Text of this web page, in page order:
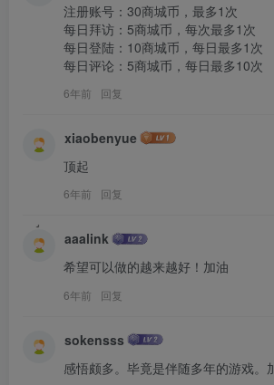
注册账号：30商城币，最多1次
每日拜访：5商城币，每次最多1次
每日登陆：10商城币，每日最多1次
每日评论：5商城币，每日最多10次
6年前 回复
xiaobenyue
顶起
6年前 回复
aaalink
希望可以做的越来越好！加油
6年前 回复
sokensss
感悟颇多。毕竟是伴随多年的游戏。